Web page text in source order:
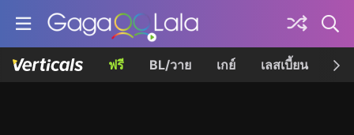
ฟรี BL/วาย เกย์ เลสเบี้ยน เค